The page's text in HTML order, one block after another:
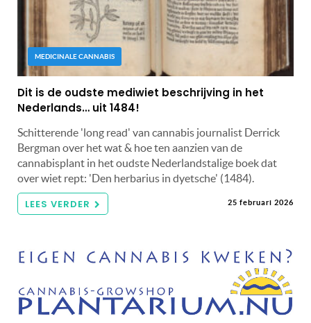
MEDICINALE CANNABIS
Dit is de oudste mediwiet beschrijving in het
Nederlands… uit 1484!
Schitterende 'long read' van cannabis journalist Derrick
Bergman over het wat & hoe ten aanzien van de
cannabisplant in het oudste Nederlandstalige boek dat
over wiet rept: 'Den herbarius in dyetsche' (1484).
LEES VERDER 25 februari 2026